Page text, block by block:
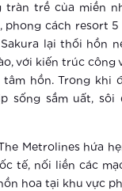
tràn trề của miền
phong cách resort 5
lại thổi hồn
với kiến trúc công
hồn. Trong khi
sống sầm uất, sôi
Metrolines hứa
tế, nối liền các
hoa tại khu vực
thêm
nghiệm sống
4.0 tại đô thị
thêm
danh 3 đô thị
Châu Á